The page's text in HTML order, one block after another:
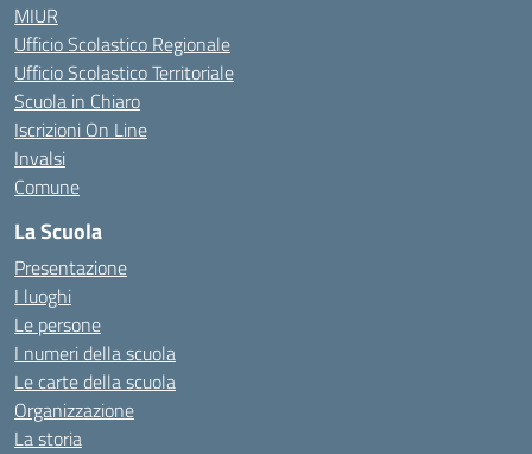
MIUR
Ufficio Scolastico Regionale
Ufficio Scolastico Territoriale
Scuola in Chiaro
Iscrizioni On Line
Invalsi
Comune
La Scuola
Presentazione
I luoghi
Le persone
I numeri della scuola
Le carte della scuola
Organizzazione
La storia